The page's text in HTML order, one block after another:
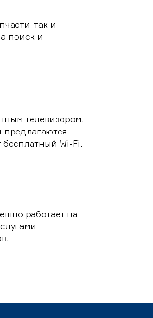
так и
поиск и
телевизором,
предлагаются
бесплатный Wi-Fi.
работает на